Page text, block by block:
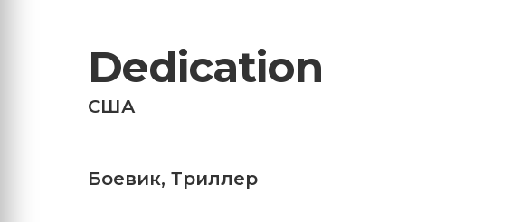
Dedication
США
Боевик, Триллер